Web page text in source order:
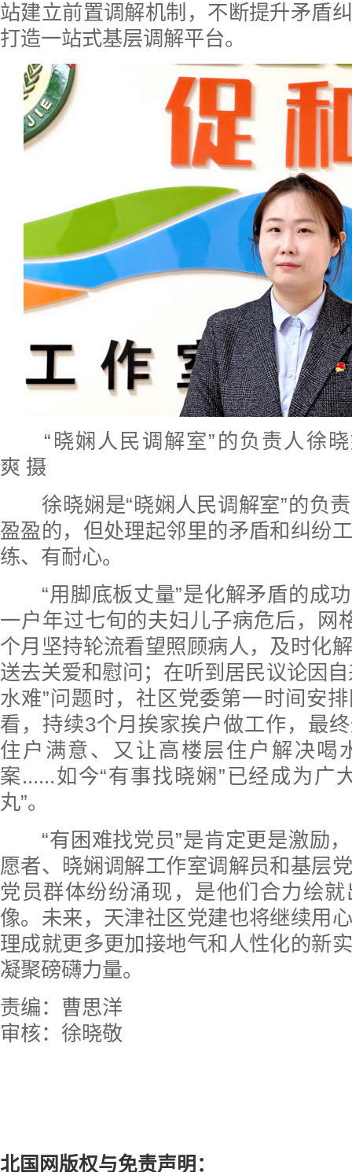
站建立前置调解机制，不断提升矛盾
打造一站式基层调解平台。
“晓娴人民调解室”的负责人徐
爽 摄
徐晓娴是“晓娴人民调解室”的负责
盈盈的，但处理起邻里的矛盾和纠纷
练、有耐心。
“用脚底板丈量”是化解矛盾的成功
一户年过七旬的夫妇儿子病危后，网
个月坚持轮流看望照顾病人，及时化
送去关爱和慰问；在听到居民议论因
水难”问题时，社区党委第一时间安
看，持续3个月挨家挨户做工作，最
住户满意、又让高楼层住户解决喝
案......如今“有事找晓娴”已经成为广
丸”。
“有困难找党员”是肯定更是激励，
愿者、晓娴调解工作室调解员和基层
党员群体纷纷涌现，是他们合力绘
像。未来，天津社区党建也将继续用
理成就更多更加接地气和人性化的新
凝聚磅礴力量。
责编：曹思洋
审核：徐晓敬
北国网版权与免责声明：